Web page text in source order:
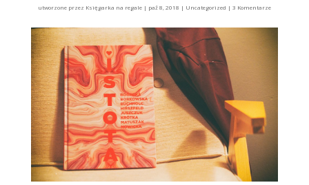
utworzone przez Księgarka na regale| paź 8, 2018 | Uncategorized | 3 Komentarze